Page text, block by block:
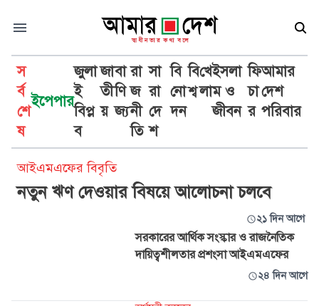
স
র্ব
শে
ষ
ইপেপার
জুলা
ই
বিপ্ল
ব
জা
তী
য়
বা
ণি
জ্য
রা
জ
নী
তি
সা
রা
দে
শ
বি
নো
দন
বি
শ্ব
খে
লা
ইসলা
ম ও
জীবন
ফি
চা
র
আমার
দেশ
পরিবার
আইএমএফ
আইএমএফের বিবৃতি
নতুন ঋণ দেওয়ার বিষয়ে আলোচনা চলবে
২১ দিন আগে
সরকারের আর্থিক সংস্কার ও রাজনৈতিক
দায়িত্বশীলতার প্রশংসা আইএমএফের
২৪ দিন আগে